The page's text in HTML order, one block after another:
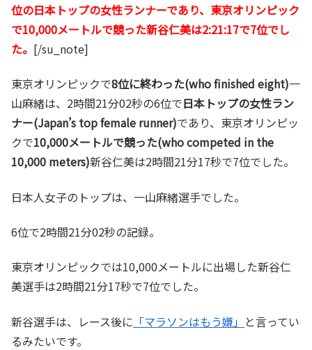
位の日本トップの女性ランナーであり、東京オリンピック
で10,000メートルで競った新谷仁美は2:21:17で7位でし
た。 [/su_note]
東京オリンピックで8位に終わった(who finished eight)一
山麻緒は、2時間21分02秒の6位で日本トップの女性ラン
ナー(Japan’s top female runner)であり、東京オリンピッ
クで10,000メートルで競った(who competed in the
10,000 meters)新谷仁美は2時間21分17秒で7位でした。
日本人女子のトップは、一山麻緒選手でした。
6位で2時間21分02秒の記録。
東京オリンピックでは10,000メートルに出場した新谷仁
美選手は2時間21分17秒で7位でした。
新谷選手は、レース後に 「マラソンはもう嫌」 と言ってい
るみたいです。